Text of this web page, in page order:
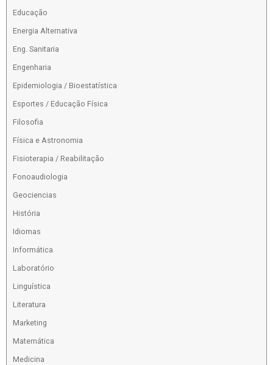
Educação
Energia Alternativa
Eng. Sanitaria
Engenharia
Epidemiologia / Bioestatística
Esportes / Educação Física
Filosofia
Física e Astronomia
Fisioterapia / Reabilitação
Fonoaudiologia
Geociencias
História
Idiomas
Informática
Laboratório
Linguística
Literatura
Marketing
Matemática
Medicina